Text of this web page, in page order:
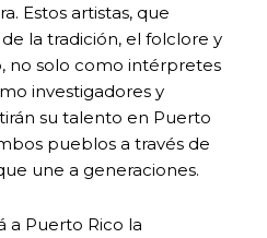
Estos artistas, que
la tradición, el folclore y
no solo como intérpretes
investigadores y
su talento en Puerto
pueblos a través de
une a generaciones.
a Puerto Rico la